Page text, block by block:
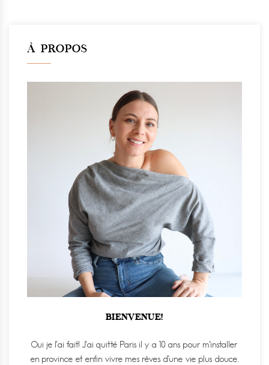
À PROPOS
BIENVENUE!
Oui je l'ai fait! J'ai quitté Paris il y a 10 ans pour m'installer
en province et enfin vivre mes rêves d'une vie plus douce.